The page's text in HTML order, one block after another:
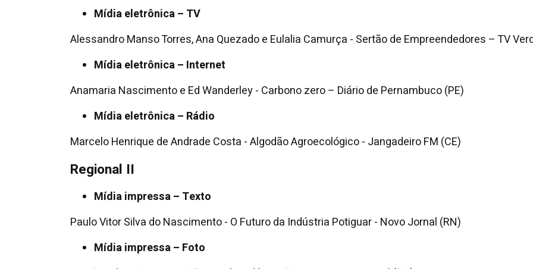
Mídia eletrônica – TV
Alessandro Manso Torres, Ana Quezado e Eulalia Camurça - Sertão de Empreendedores – TV
Mídia eletrônica – Internet
Anamaria Nascimento e Ed Wanderley - Carbono zero – Diário de Pernambuco (PE)
Mídia eletrônica – Rádio
Marcelo Henrique de Andrade Costa - Algodão Agroecológico - Jangadeiro FM (CE)
Regional II
Mídia impressa – Texto
Paulo Vitor Silva do Nascimento - O Futuro da Indústria Potiguar - Novo Jornal (RN)
Mídia impressa – Foto